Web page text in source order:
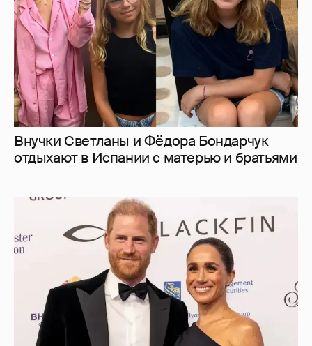
Меган Маркл и принц Гарри вышли в свет
в Канаде